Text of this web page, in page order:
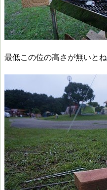
最低この位の高さが無いとね